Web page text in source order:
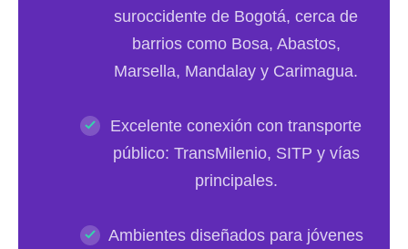
suroccidente de Bogotá, cerca de
barrios como Bosa, Abastos,
Marsella, Mandalay y Carimagua.
Excelente conexión con transporte
público: TransMilenio, SITP y vías
principales.
Ambientes diseñados para jóvenes